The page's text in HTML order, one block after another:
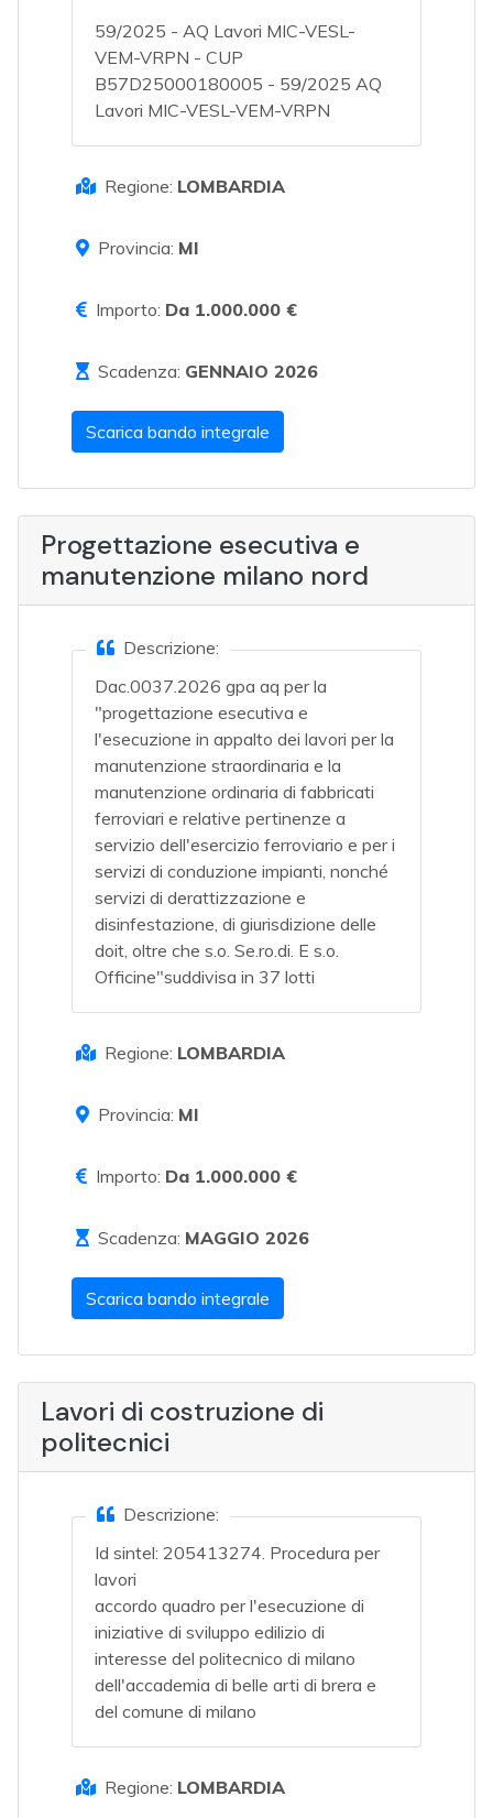
59/2025 - AQ Lavori MIC-VESL-
VEM-VRPN - CUP
B57D25000180005 - 59/2025 AQ
Lavori MIC-VESL-VEM-VRPN
Regione: LOMBARDIA
Provincia: MI
Importo: Da 1.000.000 €
Scadenza: GENNAIO 2026
Scarica bando integrale
Progettazione esecutiva e
manutenzione milano nord
Descrizione:
Dac.0037.2026 gpa aq per la
"progettazione esecutiva e
l'esecuzione in appalto dei lavori per la
manutenzione straordinaria e la
manutenzione ordinaria di fabbricati
ferroviari e relative pertinenze a
servizio dell'esercizio ferroviario e per i
servizi di conduzione impianti, nonché
servizi di derattizzazione e
disinfestazione, di giurisdizione delle
doit, oltre che s.o. Se.ro.di. E s.o.
Officine"suddivisa in 37 lotti
Regione: LOMBARDIA
Provincia: MI
Importo: Da 1.000.000 €
Scadenza: MAGGIO 2026
Scarica bando integrale
Lavori di costruzione di
politecnici
Descrizione:
Id sintel: 205413274. Procedura per
lavori
accordo quadro per l'esecuzione di
iniziative di sviluppo edilizio di
interesse del politecnico di milano
dell'accademia di belle arti di brera e
del comune di milano
Regione: LOMBARDIA